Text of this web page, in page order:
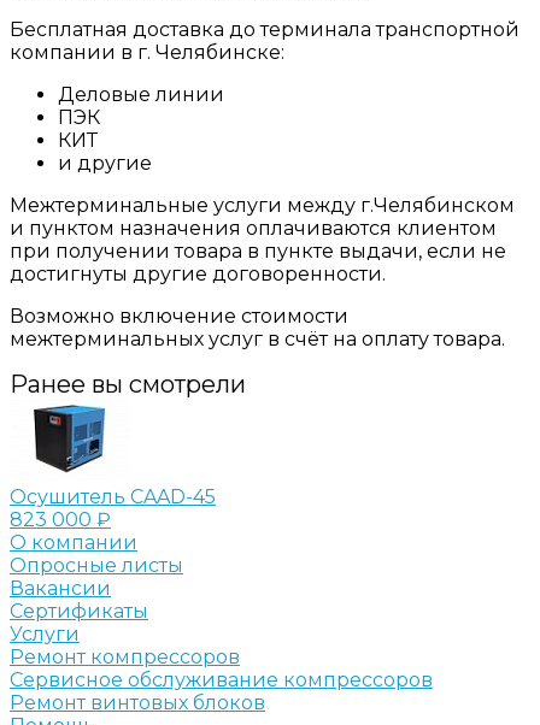
Бесплатная доставка до терминала транспортной
компании в г. Челябинске:
Деловые линии
ПЭК
КИТ
и другие
Межтерминальные услуги между г.Челябинском
и пунктом назначения оплачиваются клиентом
при получении товара в пункте выдачи, если не
достигнуты другие договоренности.
Возможно включение стоимости
межтерминальных услуг в счёт на оплату товара.
Ранее вы смотрели
Осушитель CAAD-45
823 000 ₽
О компании
Опросные листы
Вакансии
Сертификаты
Услуги
Ремонт компрессоров
Сервисное обслуживание компрессоров
Ремонт винтовых блоков